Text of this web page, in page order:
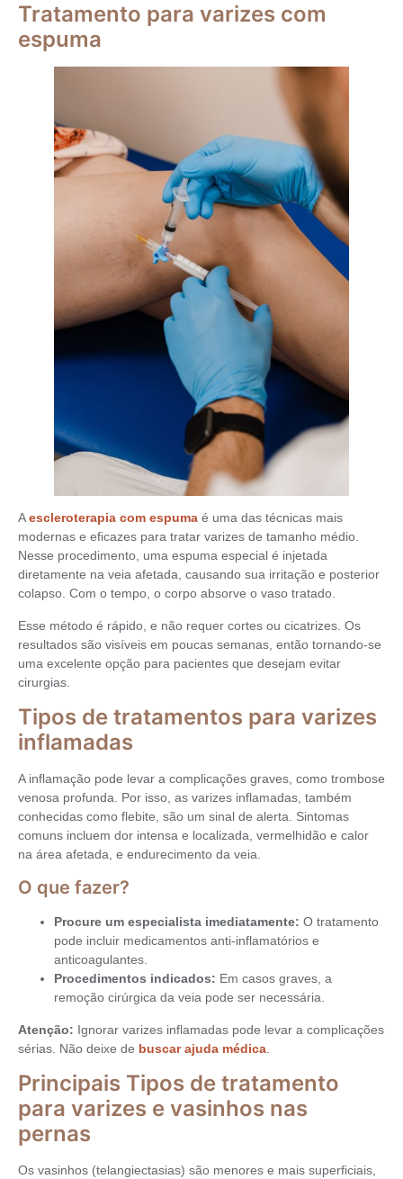
Tratamento para varizes com
espuma
Aescleroterapia com espuma é uma das técnicas mais
modernas e eficazes para tratar varizes de tamanho médio.
Nesse procedimento, uma espuma especial é injetada
diretamente na veia afetada, causando sua irritação e posterior
colapso. Com o tempo, o corpo absorve o vaso tratado.
Esse método é rápido, e não requer cortes ou cicatrizes. Os
resultados são visíveis em poucas semanas, então tornando-se
uma excelente opção para pacientes que desejam evitar
cirurgias.
Tipos de tratamentos para varizes
inflamadas
A inflamação pode levar a complicações graves, como trombose
venosa profunda. Por isso, as varizes inflamadas, também
conhecidas como flebite, são um sinal de alerta. Sintomas
comuns incluem dor intensa e localizada, vermelhidão e calor
na área afetada, e endurecimento da veia.
O que fazer?
Procure um especialista imediatamente: O tratamento
pode incluir medicamentos anti-inflamatórios e
anticoagulantes.
Procedimentos indicados: Em casos graves, a
remoção cirúrgica da veia pode ser necessária.
Atenção: Ignorar varizes inflamadas pode levar a complicações
sérias. Não deixe de buscar ajuda médica
Principais Tipos de tratamento
para varizes e vasinhos nas
pernas
Os vasinhos (telangiectasias) são menores e mais superficiais,